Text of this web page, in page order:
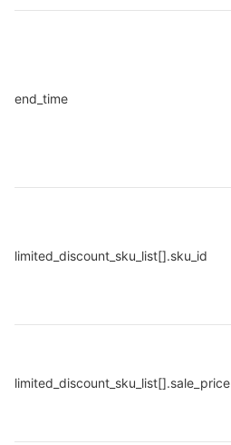
end_time
limited_discount_sku_list[].sku_id
limited_discount_sku_list[].sale_price